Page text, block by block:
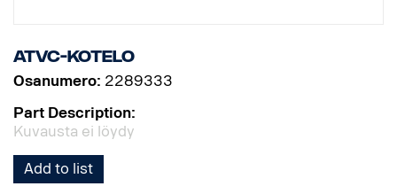
ATVC-kotelo
Osanumero: 2289333
Part Description:
Kuvausta ei löydy
Add to list